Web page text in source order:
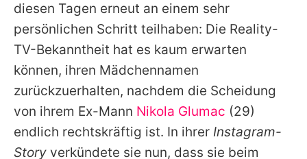
Alle Themen auf Promiflash
Jobs
App runterladen
Team
Redaktionelle Richtlinien
diesen Tagen erneut an einem sehr
persönlichen Schritt teilhaben: Die Reality-
TV-Bekanntheit hat es kaum erwarten
können, ihren Mädchennamen
zurückzuerhalten, nachdem die Scheidung
von ihrem Ex-Mann Nikola Glumac (29)
endlich rechtskräftig ist. In ihrer Instagram-
Story verkündete sie nun, dass sie beim